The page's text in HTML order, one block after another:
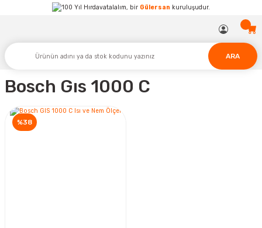
Hırdavatalalım, bir Gülersan kuruluşudur.
ARA
Bosch Gıs 1000 C
%38